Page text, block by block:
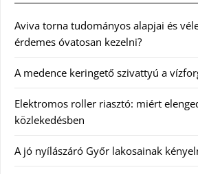
Aviva torna tudományos alapjai és
érdemes óvatosan kezelni?
A medence keringető szivattyú a
Elektromos roller riasztó: miért
közlekedésben
A jó nyílászáró Győr lakosainak